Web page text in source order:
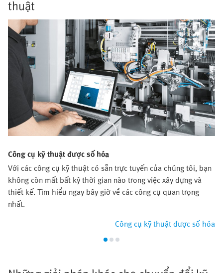
thuật
Công cụ kỹ thuật được số hóa
Với các công cụ kỹ thuật có sẵn trực tuyến của chúng tôi, bạn
không còn mất bất kỳ thời gian nào trong việc xây dựng và
thiết kế. Tìm hiểu ngay bây giờ về các công cụ quan trọng
nhất.
Công cụ kỹ thuật được số hóa